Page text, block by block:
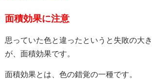
面積効果に注意
思っていた色と違ったというと失敗の大
が、面積効果です。
面積効果とは、色の錯覚の一種です。